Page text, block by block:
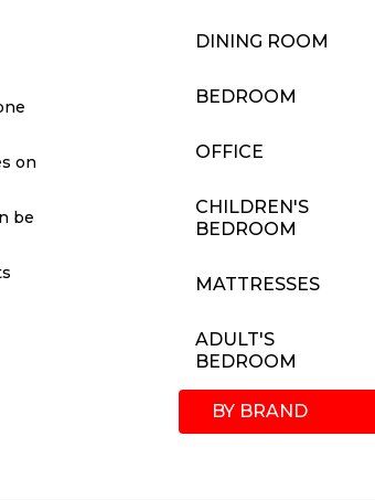
on
be
DINING ROOM
BEDROOM
OFFICE
CHILDREN'S
BEDROOM
MATTRESSES
ADULT'S
BEDROOM
BY BRAND